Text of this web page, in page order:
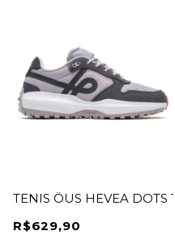
TENIS ÖUS HEVEA DOTS
R$629,90